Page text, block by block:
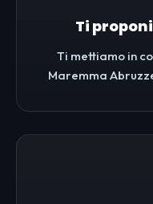
Ti
Ti mettiamo in
Maremma